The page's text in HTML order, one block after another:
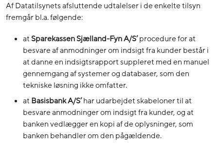
Af Datatilsynets afsluttende udtalelser i de enkelte tilsyn
fremgår bl.a. følgende:
atSparekassen Sjælland-Fyn A/S’procedure for at
besvare af anmodninger om indsigt fra kunder består i
at danne en indsigtsrapport suppleret med en manuel
gennemgang af systemer og databaser, som den
tekniske løsning ikke omfatter.
at Basisbank A/S’har udarbejdet skabeloner til at
besvare anmodninger om indsigt fra kunder, og at
banken vedlægger en kopi af de oplysninger, som
banken behandler om den pågældende.